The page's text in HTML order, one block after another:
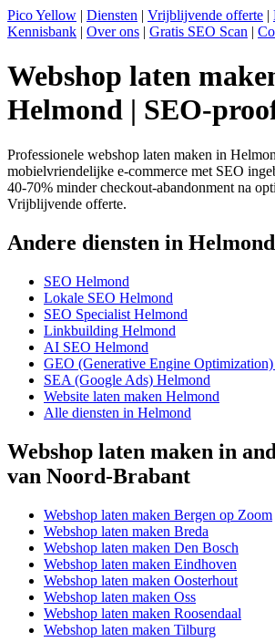
Pico Yellow | Diensten | Vrijblijvende offerte |
Kennisbank | Over ons | Gratis SEO Scan |
Webshop laten
Helmond | SEO-
Professionele webshop laten maken in
mobielvriendelijke e-commerce met SEO
40-70% minder checkout-abandonment na
Vrijblijvende offerte.
Andere diensten in Helmond
SEO Helmond
Lokale SEO Helmond
SEO Specialist Helmond
Linkbuilding Helmond
AI SEO Helmond
GEO (Generative Engine
SEA (Google Ads) Helmond
Website laten maken Helmond
Alle diensten in Helmond
Webshop laten maken in
van Noord-Brabant
Webshop laten maken Bergen op Zoom
Webshop laten maken Breda
Webshop laten maken Den Bosch
Webshop laten maken Eindhoven
Webshop laten maken Oosterhout
Webshop laten maken Oss
Webshop laten maken Roosendaal
Webshop laten maken Tilburg